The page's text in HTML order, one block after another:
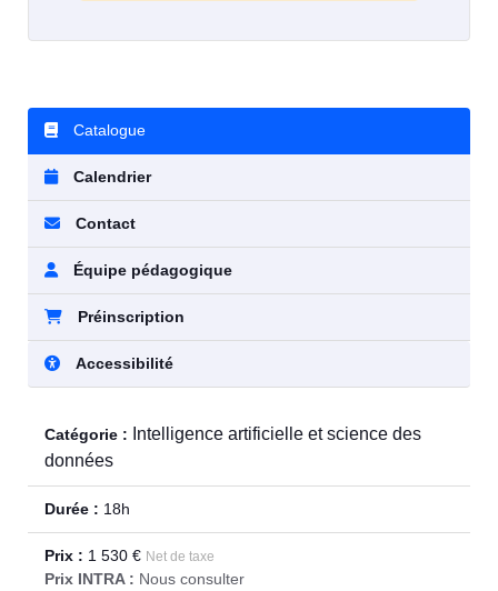
Catalogue
Calendrier
Contact
Équipe pédagogique
Préinscription
Accessibilité
Catégorie :
Intelligence artificielle et science des
données
Durée : 18h
Prix : 1 530 € Net de taxe
Prix INTRA : Nous consulter